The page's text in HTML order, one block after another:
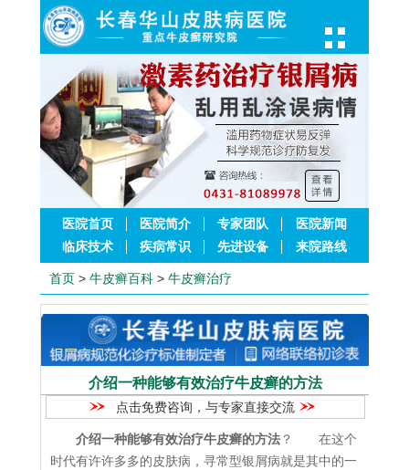
医院首页 医院简介 专家团队
医院新闻
临床技术
疾病常识 先进设备 来院路线
首页 > 牛皮癣百科 > 牛皮癣治疗
介绍一种能够有效治疗牛皮癣的方法
点击免费咨询，与专家直接交流
介绍一种能够有效治疗牛皮癣的方法 ？ 在这个
时代有许许多多的皮肤病，寻常型银屑病就是其中的一